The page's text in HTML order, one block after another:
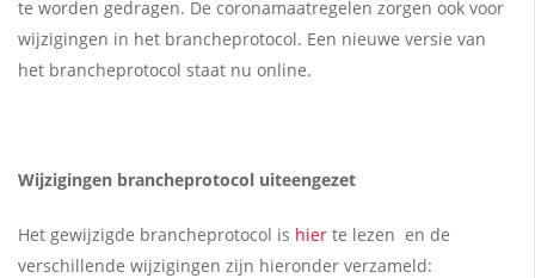
te worden gedragen. De coronamaatregelen zorgen ook voor
wijzigingen in het brancheprotocol. Een nieuwe versie van
het brancheprotocol staat nu online.
Wijzigingen brancheprotocol uiteengezet
Het gewijzigde brancheprotocol is hier te lezen en de
verschillende wijzigingen zijn hieronder verzameld: